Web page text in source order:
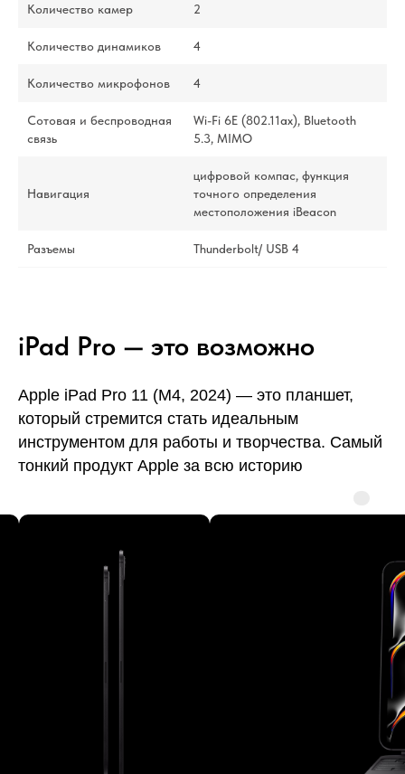
Количество камер 2
Количество динамиков 4
Количество микрофонов 4
Сотовая и беспроводная
связь
Wi-Fi 6E (802.11ax), Bluetooth
5.3, MIMO
Навигация
цифровой компас, функция
точного определения
местоположения iBeacon
Разъемы Thunderbolt/ USB 4
iPad Pro — это возможно
Apple iPad Pro 11 (M4, 2024) — это планшет,
который стремится стать идеальным
инструментом для работы и творчества. Самый
тонкий продукт Apple за всю историю